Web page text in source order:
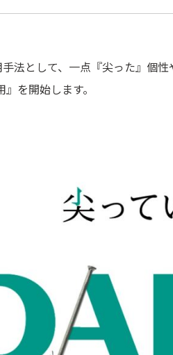
法として、一点『尖った』個
を開始します。